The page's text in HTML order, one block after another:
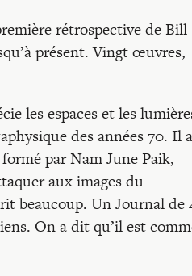
rétrospective de Bill
présent. Vingt œuvres,
les espaces et les
des années 70. Il a
par Nam June Paik,
aux images du
beaucoup. Un Journal de
On a dit qu’il est